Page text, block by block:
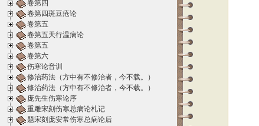
卷第四
卷第四斑豆疮论
卷第五
卷第五天行温病论
卷第五
卷第六
伤寒论音训
修治药法（方中有不修治者，今不载。）
修治药法（方中有不修治者，今不载。）
庞先生伤寒论序
重雕宋刻伤寒总病论札记
题宋刻庞安常伤寒总病论后